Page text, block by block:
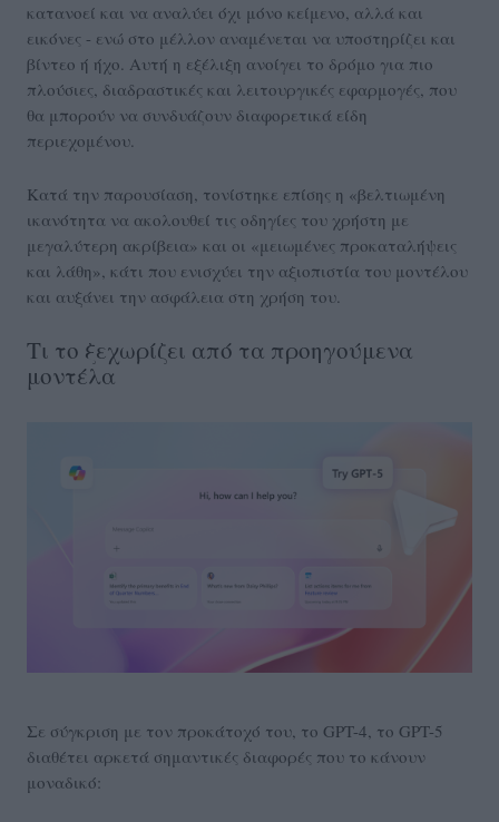
κατανοεί και να αναλύει όχι μόνο κείμενο, αλλά και
εικόνες - ενώ στο μέλλον αναμένεται να υποστηρίζει και
βίντεο ή ήχο. Αυτή η εξέλιξη ανοίγει το δρόμο για πιο
πλούσιες, διαδραστικές και λειτουργικές εφαρμογές, που
θα μπορούν να συνδυάζουν διαφορετικά είδη
περιεχομένου.
Κατά την παρουσίαση, τονίστηκε επίσης η «βελτιωμένη
ικανότητα να ακολουθεί τις οδηγίες του χρήστη με
μεγαλύτερη ακρίβεια» και οι «μειωμένες προκαταλήψεις
και λάθη», κάτι που ενισχύει την αξιοπιστία του μοντέλου
και αυξάνει την ασφάλεια στη χρήση του.
Τι το ξεχωρίζει από τα προηγούμενα
μοντέλα
Σε σύγκριση με τον προκάτοχό του, το GPT-4, το GPT-5
διαθέτει αρκετά σημαντικές διαφορές που το κάνουν
μοναδικό: